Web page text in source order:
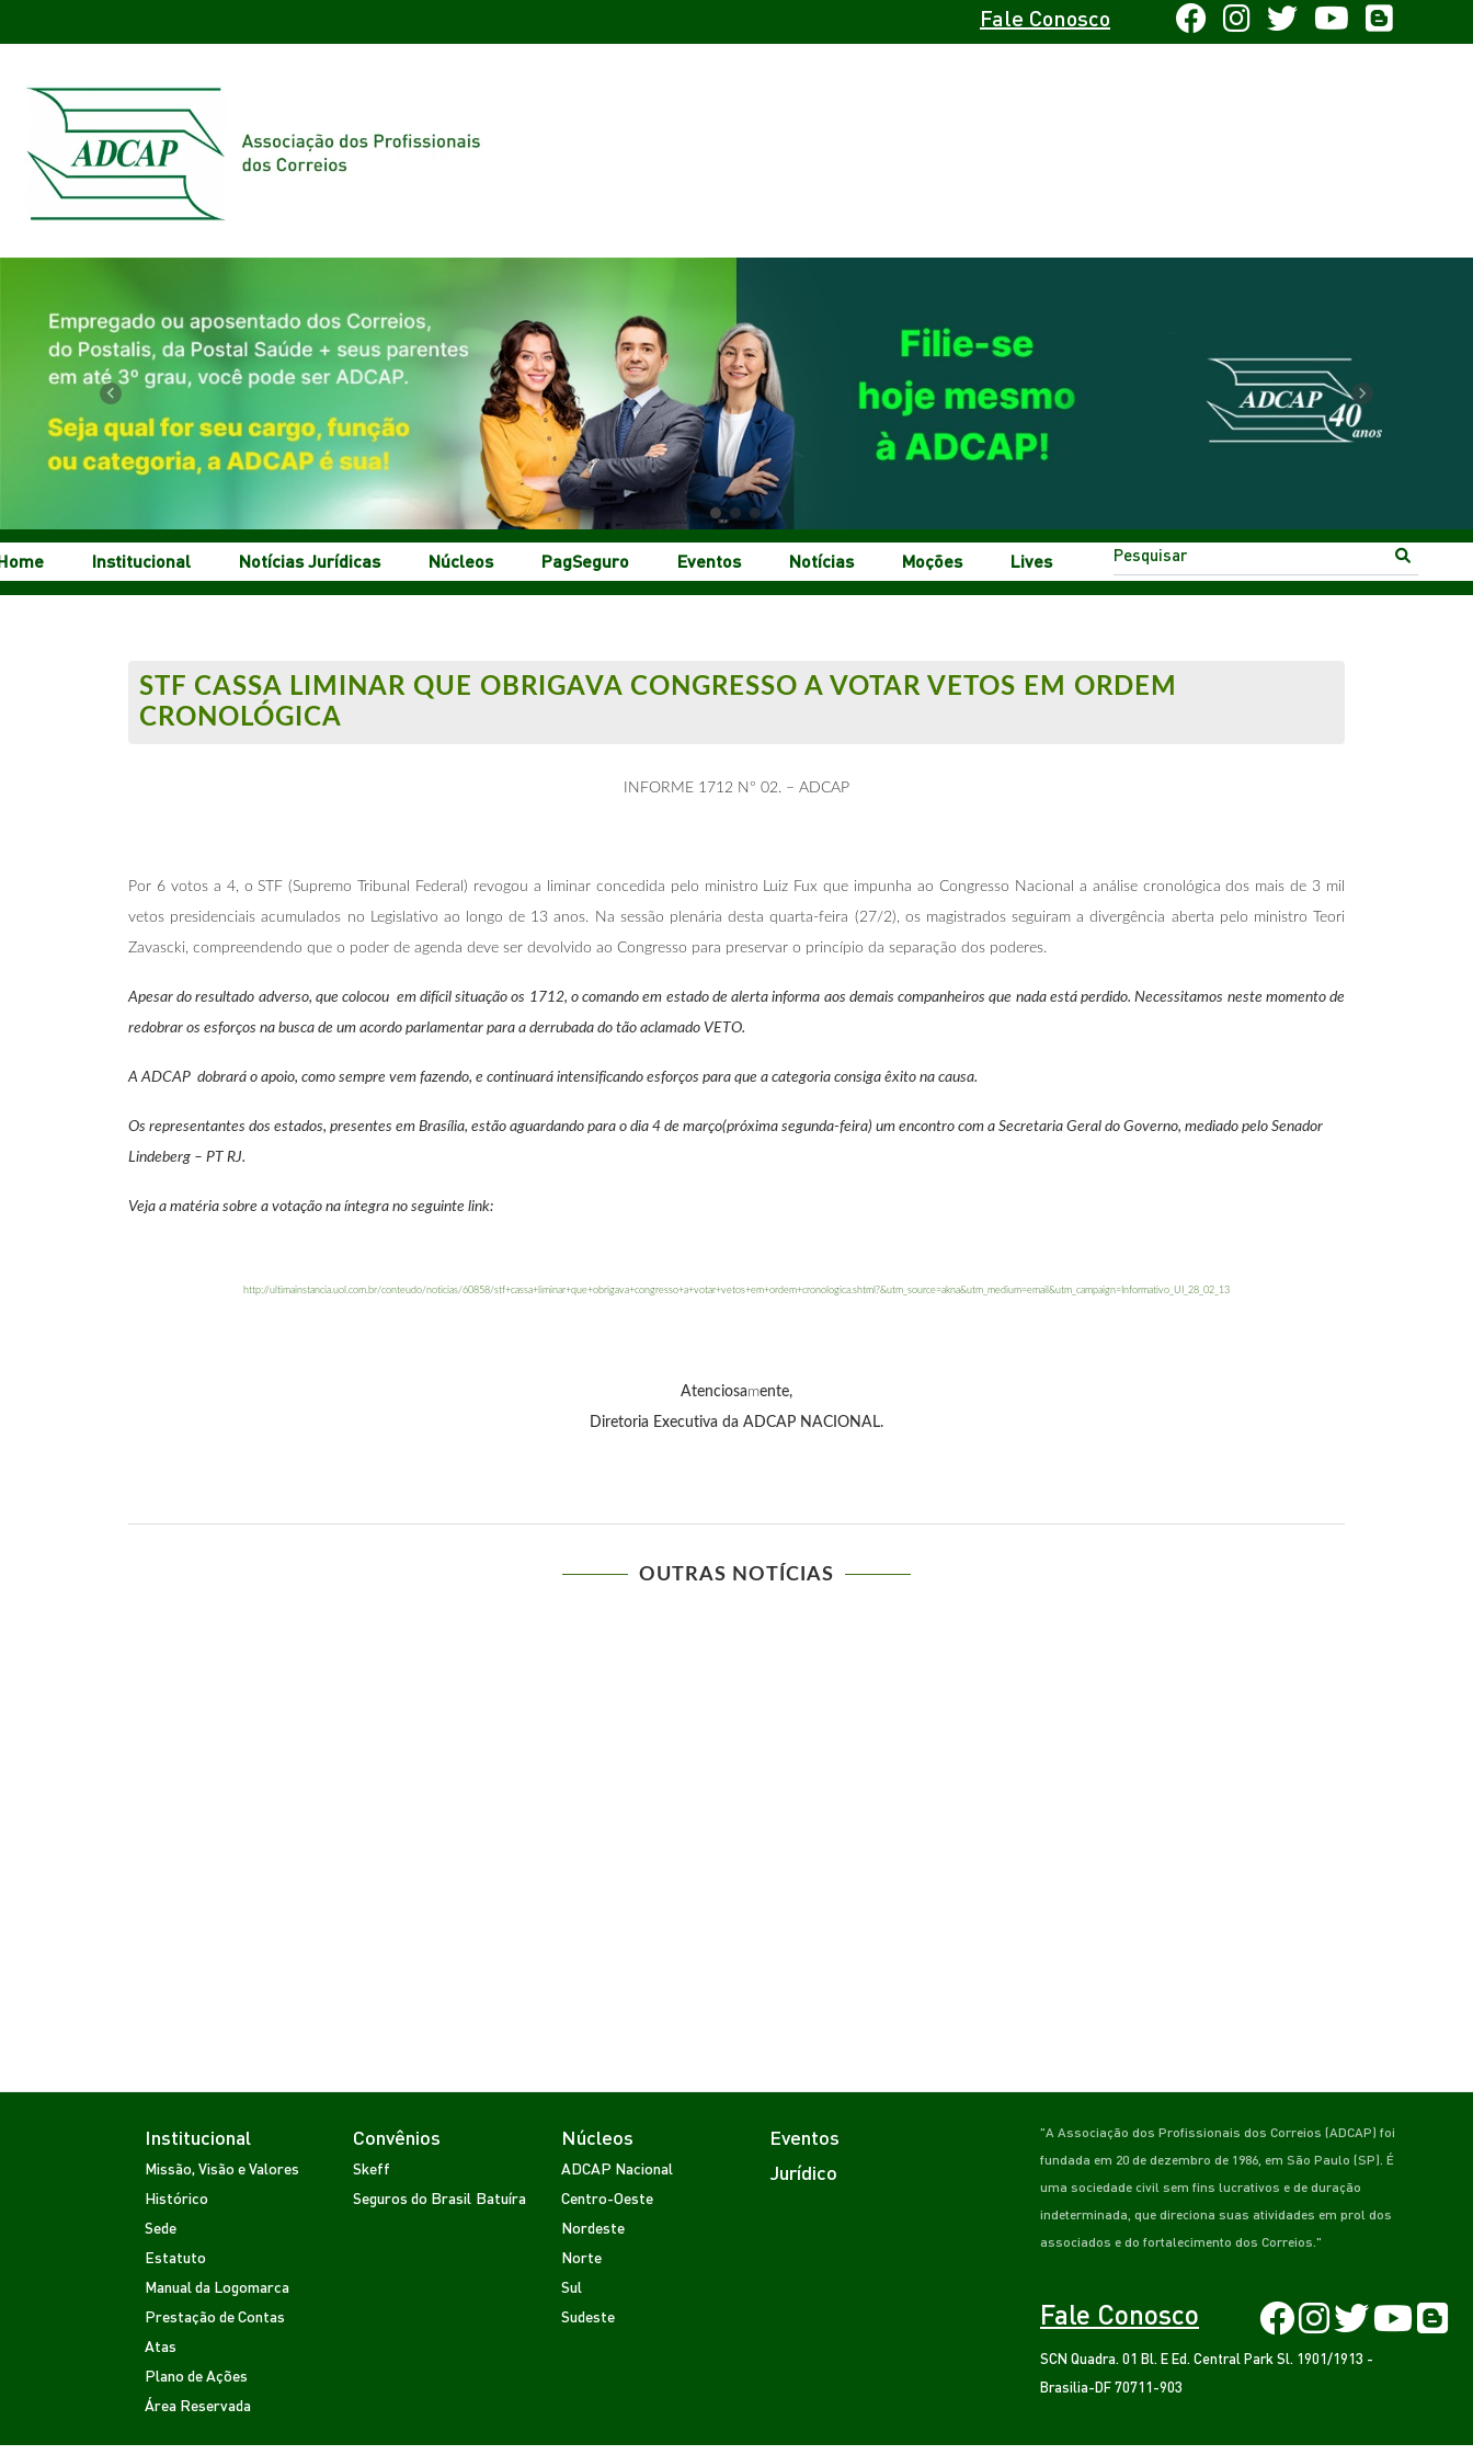
Fale Conosco
Previous Next
Institucional Notícias Jurídicas Núcleos PagSeguro Eventos Notícias Moções Lives
STF CASSA LIMINAR QUE OBRIGAVA CONGRESSO A VOTAR VETOS EM ORDEM
CRONOLÓGICA
INFORME 1712 Nº 02. – ADCAP
Por 6 votos a 4, o STF (Supremo Tribunal Federal) revogou a liminar concedida pelo ministro Luiz Fux que impunha ao Congresso Nacional a análise cronológica dos mais de 3 mil
vetos presidenciais acumulados no Legislativo ao longo de 13 anos. Na sessão plenária desta quarta-feira (27/2), os magistrados seguiram a divergência aberta pelo ministro Teori
Zavascki, compreendendo que o poder de agenda deve ser devolvido ao Congresso para preservar o princípio da separação dos poderes.
Apesar do resultado adverso, que colocou em difícil situação os 1712, o comando em estado de alerta informa aos demais companheiros que nada está perdido. Necessitamos neste momento de
redobrar os esforços na busca de um acordo parlamentar para a derrubada do tão aclamado VETO.
A ADCAP dobrará o apoio, como sempre vem fazendo, e continuará intensificando esforços para que a categoria consiga êxito na causa.
Os representantes dos estados, presentes em Brasília, estão aguardando para o dia 4 de março(próxima segunda-feira) um encontro com a Secretaria Geral do Governo, mediado pelo Senador
Lindeberg – PT RJ.
Veja a matéria sobre a votação na íntegra no seguinte link:
http://ultimainstancia.uol.com.br/conteudo/noticias/60858/stf+cassa+liminar+que+obrigava+congresso+a+votar+vetos+em+ordem+cronologica.shtml?&utm_source=akna&utm_medium=email&utm_campaign=Informativo_UI_28_02_13
Atenciosamente,
Diretoria Executiva da ADCAP NACIONAL.
OUTRAS NOTÍCIAS
Institucional
Missão, Visão e Valores
Histórico
Sede
Estatuto
Manual da Logomarca
Prestação de Contas
Atas
Plano de Ações
Área Reservada
Convênios
Skeff
Seguros do Brasil Batuíra
Núcleos
ADCAP Nacional
Centro-Oeste
Nordeste
Norte
Sul
Sudeste
Eventos
Jurídico
"A Associação dos Profissionais dos Correios (ADCAP) foi
fundada em 20 de dezembro de 1986, em São Paulo (SP). É
uma sociedade civil sem fins lucrativos e de duração
indeterminada, que direciona suas atividades em prol dos
associados e do fortalecimento dos Correios."
Fale Conosco
SCN Quadra. 01 Bl. E Ed. Central Park Sl. 1901/1913 -
Brasilia-DF 70711-903